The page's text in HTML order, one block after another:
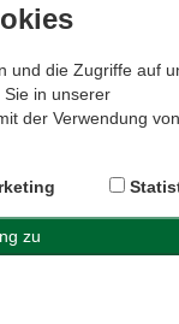
und die Zugriffe auf
in unserer
der Verwendung